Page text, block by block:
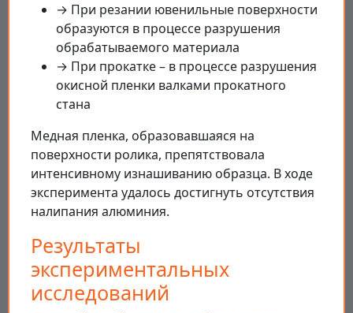
→ При резании ювенильные поверхности
образуются в процессе разрушения
обрабатываемого материала
→ При прокатке – в процессе разрушения
окисной пленки валками прокатного
стана
Медная пленка, образовавшаяся на
поверхности ролика, препятствовала
интенсивному изнашиванию образца. В ходе
эксперимента удалось достигнуть отсутствия
налипания алюминия.
Результаты
экспериментальных
исследований